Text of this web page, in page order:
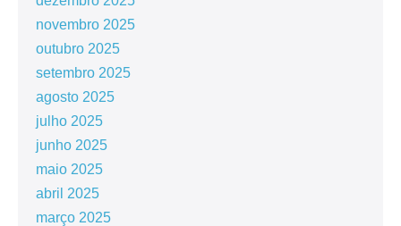
novembro 2025
outubro 2025
setembro 2025
agosto 2025
julho 2025
junho 2025
maio 2025
abril 2025
março 2025